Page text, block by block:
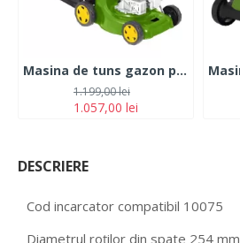
Masina de tuns gazon pe benzina 2.2 CP, PartnerPro LM-1
1.057,00 lei
1.199,00 lei
DESCRIERE
Cod incarcator compatibil 10075
Diametrul roților din spate 254 mm